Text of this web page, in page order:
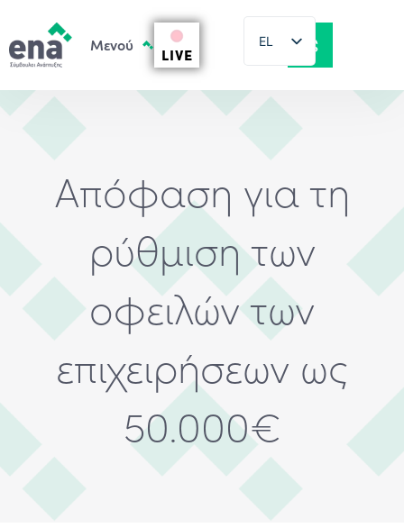
LIVE
EL
EN
Απόφαση για τη
ρύθμιση των
οφειλών των
επιχειρήσεων ως
50.000€